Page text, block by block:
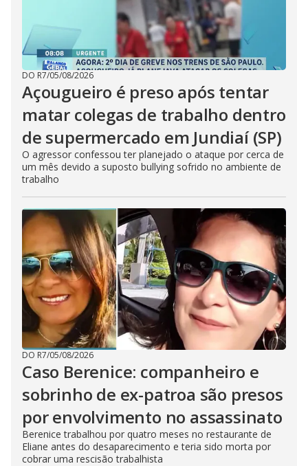
DO R7/05/08/2026
Açougueiro é preso após tentar
matar colegas de trabalho dentro
de supermercado em Jundiaí (SP)
O agressor confessou ter planejado o ataque por cerca de
um mês devido a suposto bullying sofrido no ambiente de
trabalho
DO R7/05/08/2026
Caso Berenice: companheiro e
sobrinho de ex-patroa são presos
por envolvimento no assassinato
Berenice trabalhou por quatro meses no restaurante de
Eliane antes do desaparecimento e teria sido morta por
cobrar uma rescisão trabalhista